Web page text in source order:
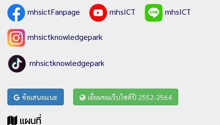
mhsictFanpage
mhsICT mhsICT
mhsictknowledgepark
mhsictknowledgepark
ข้อเสนอแนะ เยี่ยมชมเว็บไซต์ปี 2552-2564
แผนที่